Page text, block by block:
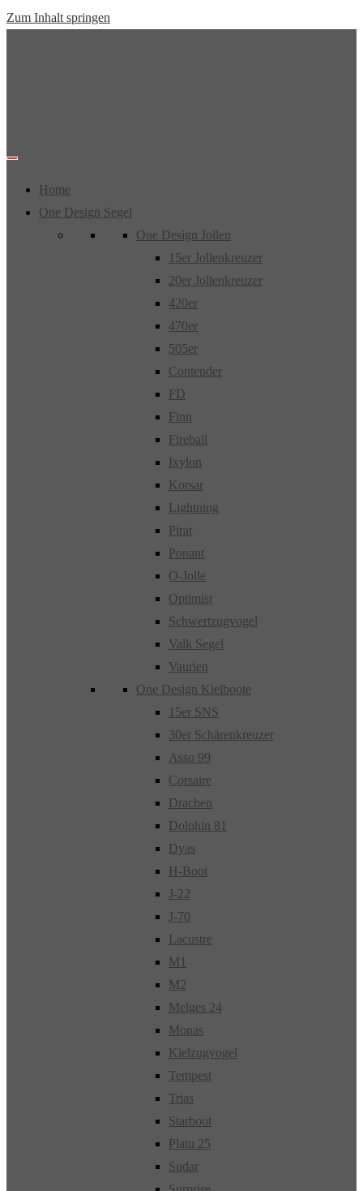
Zum Inhalt springen
Home
One Design Segel
One Design Jollen
15er Jollenkreuzer
20er Jollenkreuzer
420er
470er
505er
Contender
FD
Finn
Fireball
Ixylon
Korsar
Lightning
Pirat
Ponant
O-Jolle
Optimist
Schwertzugvogel
Valk Segel
Vaurien
One Design Kielboote
15er SNS
30er Schärenkreuzer
Asso 99
Corsaire
Drachen
Dolphin 81
Dyas
H-Boot
J-22
J-70
Lacustre
M1
M2
Melges 24
Monas
Kielzugvogel
Tempest
Trias
Starboot
Platu 25
Sudar